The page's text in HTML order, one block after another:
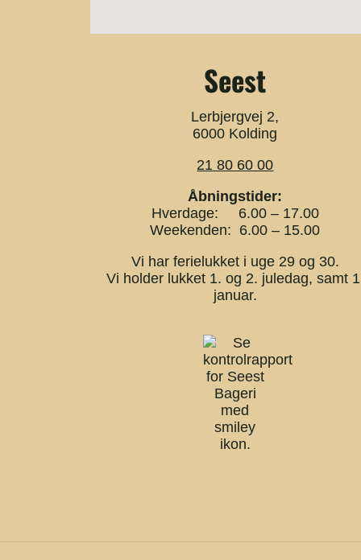
Seest
Lerbjergvej 2,
6000 Kolding
21 80 60 00
Åbningstider:
Hverdage: 6.00 – 17.00
Weekenden: 6.00 – 15.00
Vi har ferielukket i uge 29 og 30.
Vi holder lukket 1. og 2. juledag, samt
januar.